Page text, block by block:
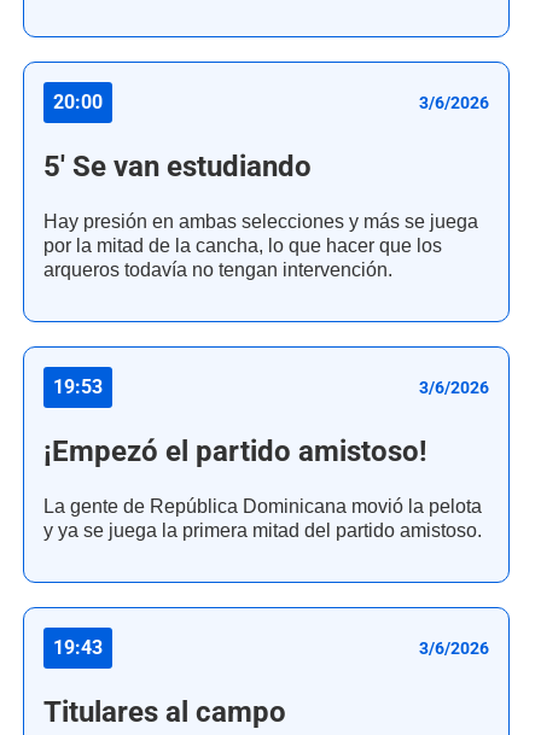
20:00 3/6/2026
5' Se van estudiando
Hay presión en ambas selecciones y más se juega
por la mitad de la cancha, lo que hacer que los
arqueros todavía no tengan intervención.
19:53 3/6/2026
¡Empezó el partido amistoso!
La gente de República Dominicana movió la pelota
y ya se juega la primera mitad del partido amistoso.
19:43 3/6/2026
Titulares al campo